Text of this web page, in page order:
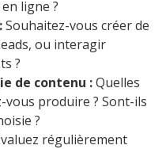
ligne ?
Souhaitez-vous créer de
ou interagir
?
de contenu :Quelles
produire ? Sont-ils
?
régulièrement